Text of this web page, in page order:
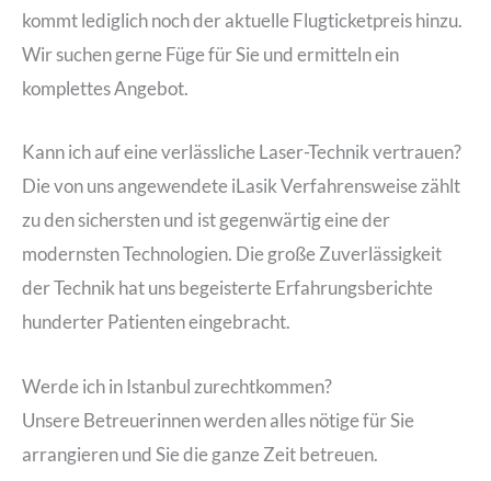
kommt lediglich noch der aktuelle Flugticketpreis hinzu.
Wir suchen gerne Füge für Sie und ermitteln ein
komplettes Angebot.
Kann ich auf eine verlässliche Laser-Technik vertrauen?
Die von uns angewendete iLasik Verfahrensweise zählt
zu den sichersten und ist gegenwärtig eine der
modernsten Technologien. Die große Zuverlässigkeit
der Technik hat uns begeisterte Erfahrungsberichte
hunderter Patienten eingebracht.
Werde ich in Istanbul zurechtkommen?
Unsere Betreuerinnen werden alles nötige für Sie
arrangieren und Sie die ganze Zeit betreuen.